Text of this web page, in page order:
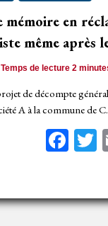
mémoire en
même après
Temps de lecture2
de décompte
A à la commune de